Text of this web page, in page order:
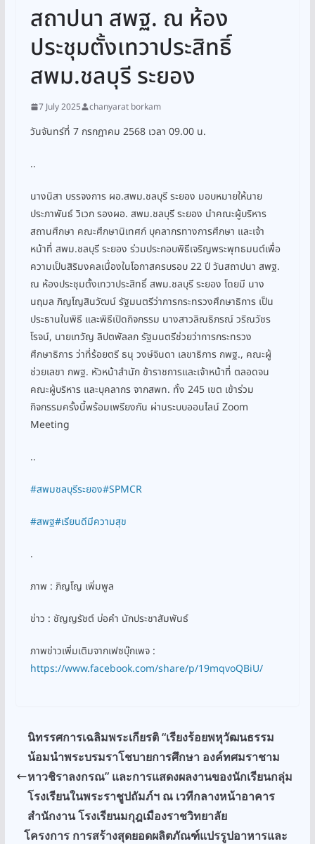
สถาปนา สพฐ. ณ ห้อง
ประชุมตั้งเทวาประสิทธิ์
สพม.ชลบุรี ระยอง
7 July 2025 chanyarat borkam
วันจันทร์ที่ 7 กรกฎาคม 2568 เวลา 09.00 น.
..
นางนิสา บรรจงการ ผอ.สพม.ชลบุรี ระยอง มอบหมายให้นาย
ประภาพันธ์ วิเวก รองผอ. สพม.ชลบุรี ระยอง นำคณะผู้บริหาร
สถานศึกษา คณะศึกษานิเทศก์ บุคลากรทางการศึกษา และเจ้า
หน้าที่ สพม.ชลบุรี ระยอง ร่วมประกอบพิธีเจริญพระพุทธมนต์เพื่อ
ความเป็นสิริมงคลเนื่องในโอกาสครบรอบ 22 ปี วันสถาปนา สพฐ.
ณ ห้องประชุมตั้งเทวาประสิทธิ์ สพม.ชลบุรี ระยอง โดยมี นาง
นฤมล ภิญโญสินวัฒน์ รัฐมนตรีว่าการกระทรวงศึกษาธิการ เป็น
ประธานในพิธี และพิธีเปิดกิจกรรม นางสาวลิณธิภรณ์ วริณวัชร
โรจน์, นายเทวัญ ลิปตพัลลภ รัฐมนตรีช่วยว่าการกระทรวง
ศึกษาธิการ ว่าที่ร้อยตรี ธนุ วงษ์จินดา เลขาธิการ กพฐ., คณะผู้
ช่วยเลขา กพฐ. หัวหน้าสำนัก ข้าราชการและเจ้าหน้าที่ ตลอดจน
คณะผู้บริหาร และบุคลากร จากสพท. ทั้ง 245 เขต เข้าร่วม
กิจกรรมครั้งนี้พร้อมเพรียงกัน ผ่านระบบออนไลน์ Zoom
Meeting
..
#สพมชลบุรีระยอง#SPMCR
#สพฐ#เรียนดีมีความสุข
.
ภาพ : ภิญโญ เพิ่มพูล
ข่าว : ชัญญรัชต์ บ่อคำ นักประชาสัมพันธ์
ภาพข่าวเพิ่มเติมจากเฟซบุ๊กเพจ :
https://www.facebook.com/share/p/19mqvoQBiU/
นิทรรศการเฉลิมพระเกียรติ “เรียงร้อยพหุวัฒนธรรม
น้อมนำพระบรมราโชบายการศึกษา องค์ทศมราชาม
หาวชิราลงกรณ” และการแสดงผลงานของนักเรียนกลุ่ม
โรงเรียนในพระราชูปถัมภ์ฯ ณ เวทีกลางหน้าอาคาร
สำนักงาน โรงเรียนมกุฎเมืองราชวิทยาลัย
โครงการ การสร้างสุดยอดผลิตภัณฑ์แปรรูปอาหารและ